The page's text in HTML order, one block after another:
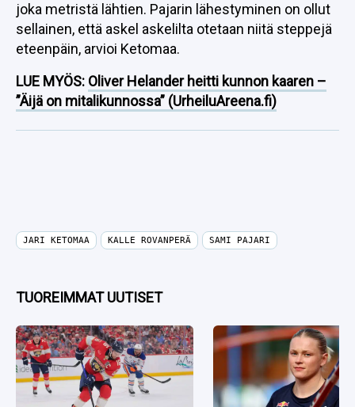
joka metristä lähtien. Pajarin lähestyminen on ollut
sellainen, että askel askelilta otetaan niitä steppejä
eteenpäin, arvioi Ketomaa.
LUE MYÖS: Oliver Helander heitti kunnon kaaren –
”Äijä on mitalikunnossa” (UrheiluAreena.fi)
JARI KETOMAA KALLE ROVANPERÄ SAMI PAJARI
TUOREIMMAT UUTISET